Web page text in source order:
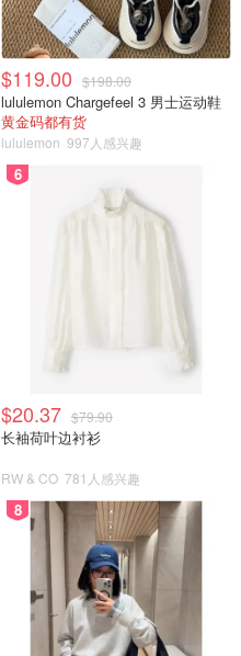
$119.00 $198.00
lululemon Chargefeel 3 男士运动鞋
黄金码都有货
lululemon 997人感兴趣
6
$20.37 $79.90
长袖荷叶边衬衫
RW & CO 781人感兴趣
8